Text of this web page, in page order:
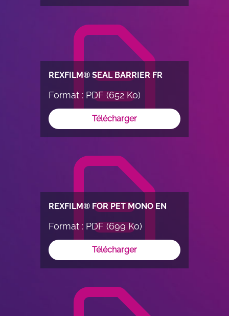
REXFILM® SEAL BARRIER FR
Format : PDF (652 Ko)
Télécharger
REXFILM® FOR PET MONO EN
Format : PDF (699 Ko)
Télécharger